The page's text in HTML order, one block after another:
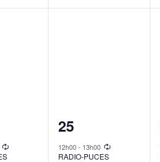
1
event,
25
12h00- 13h00
RADIO-PUCES